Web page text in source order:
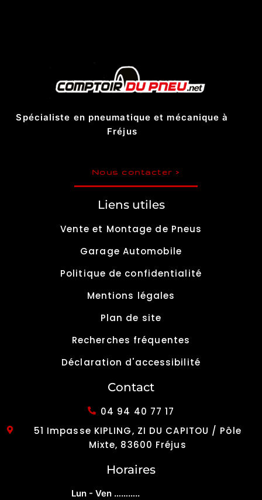
Spécialiste en pneumatique et mécanique à
Fréjus
Nous contacter >
Liens utiles
Vente et Montage de Pneus
Garage Automobile
Politique de confidentialité
Mentions légales
Plan de site
Recherches fréquentes
Déclaration d'accessibilité
Contact
04 94 40 77 17
51 Impasse KIPLING, ZI DU CAPITOU / Pôle
Mixte, 83600 Fréjus
Horaires
Lun - Ven ………..